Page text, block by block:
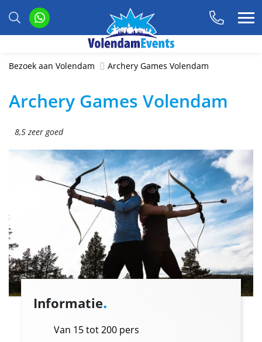
Bezoek aan Volendam Archery Games Volendam
Archery Games Volendam
8,5 zeer goed
Informatie.
Van 15 tot 200 pers